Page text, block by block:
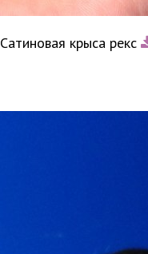
Сатиновая крыса рекс